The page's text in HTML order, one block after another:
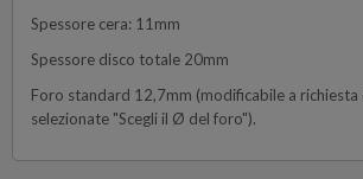
Spessore cera: 11mm
Spessore disco totale 20mm
Foro standard 12,7mm (modificabile a richiesta
selezionate "Scegli il Ø del foro").